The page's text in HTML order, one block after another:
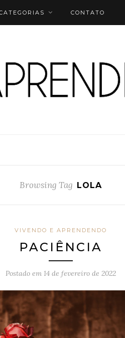
CONTATO
Browsing Tag LOLA
VIVENDO E APRENDENDO
PACIÊNCIA
Postado em 14 de fevereiro de 2022